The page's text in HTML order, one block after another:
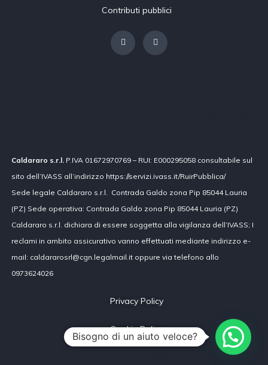
Contributi pubblici
Caldararo s.r.l. P.IVA 01672970769 – RUI: E000295058 consultabile sul
sito dell’IVASS all’indirizzo https://servizi.ivass.it/RuirPubblica/
Sede legale Caldararo s.r.l. Contrada Galdo zona Pip 85044 Lauria
(PZ) Sede operativa: Contrada Galdo zona Pip 85044 Lauria (PZ)
Caldararo s.r.l. dichiara di essere soggetta alla vigilanza dell’IVASS; I
reclami in ambito assicurativo vanno effettuati mediante indirizzo e-
mail: caldararosrl@cgn.legalmail.it oppure via telefono allo
0973624026
Privacy Policy
Cookie Policy
Bisogno di un aiuto veloce?